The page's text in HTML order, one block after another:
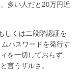
多い人だと20万円近
しくは二段階認証を
パスワードを発行す
を一切しておらず、
言うザルさ。